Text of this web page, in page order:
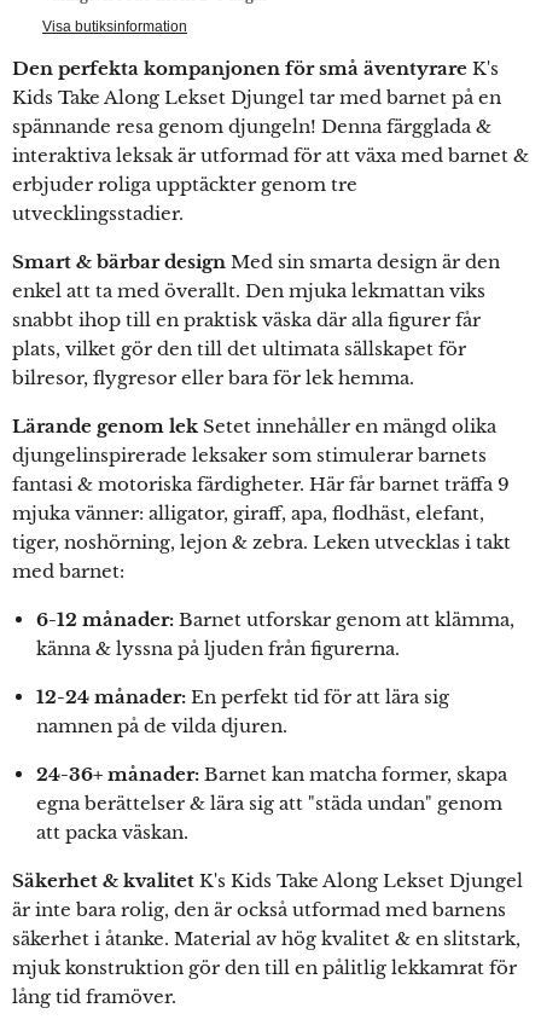
Visa butiksinformation
Den perfekta kompanjonen för små äventyrare K's
Kids Take Along Lekset Djungel tar med barnet på en
spännande resa genom djungeln! Denna färgglada &
interaktiva leksak är utformad för att växa med barnet &
erbjuder roliga upptäckter genom tre
utvecklingsstadier.
Smart & bärbar design Med sin smarta design är den
enkel att ta med överallt. Den mjuka lekmattan viks
snabbt ihop till en praktisk väska där alla figurer får
plats, vilket gör den till det ultimata sällskapet för
bilresor, flygresor eller bara för lek hemma.
Lärande genom lek Setet innehåller en mängd olika
djungelinspirerade leksaker som stimulerar barnets
fantasi & motoriska färdigheter. Här får barnet träffa 9
mjuka vänner: alligator, giraff, apa, flodhäst, elefant,
tiger, noshörning, lejon & zebra. Leken utvecklas i takt
med barnet:
6-12 månader: Barnet utforskar genom att klämma,
känna & lyssna på ljuden från figurerna.
12-24 månader: En perfekt tid för att lära sig
namnen på de vilda djuren.
24-36+ månader: Barnet kan matcha former, skapa
egna berättelser & lära sig att "städa undan" genom
att packa väskan.
Säkerhet & kvalitet K's Kids Take Along Lekset Djungel
är inte bara rolig, den är också utformad med barnens
säkerhet i åtanke. Material av hög kvalitet & en slitstark,
mjuk konstruktion gör den till en pålitlig lekkamrat för
lång tid framöver.